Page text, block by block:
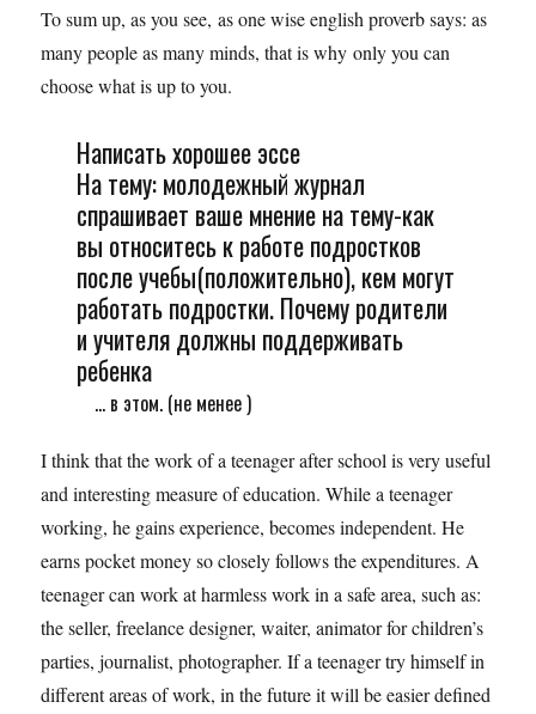
To sum up, as you see, as one wise english proverb says: as
many people as many minds, that is why only you can
choose what is up to you.
Написать хорошее эссе
На тему: молодежный журнал
спрашивает ваше мнение на тему-как
вы относитесь к работе подростков
после учебы(положительно), кем могут
работать подростки. Почему родители
и учителя должны поддерживать
ребенка
... в этом. (не менее )
I think that the work of a teenager after school is very useful
and interesting measure of education. While a teenager
working, he gains experience, becomes independent. He
earns pocket money so closely follows the expenditures. A
teenager can work at harmless work in a safe area, such as:
the seller, freelance designer, waiter, animator for children’s
parties, journalist, photographer. If a teenager try himself in
different areas of work, in the future it will be easier defined